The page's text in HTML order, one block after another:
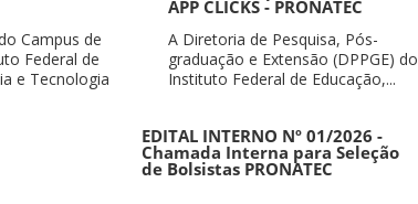
Campus de
Federal de
e Tecnologia
APP CLICKS - PRONATEC
A Diretoria de Pesquisa, Pós-
graduação e Extensão (DPPGE) do
Instituto Federal de Educação,...
EDITAL INTERNO Nº 01/2026 -
Chamada Interna para Seleção
de Bolsistas PRONATEC